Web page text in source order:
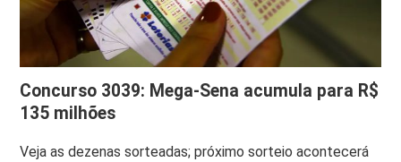
Concurso 3039: Mega-Sena acumula para R$
135 milhões
Veja as dezenas sorteadas; próximo sorteio acontecerá